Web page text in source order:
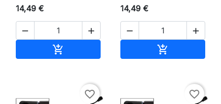
14,49 €
 

14,49 €
 

favorite_border favorite_border